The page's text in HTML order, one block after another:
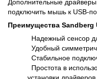
Дополнительные
подключить мышь к USB-
Преимущества Sandberg
Надежный сенсор
Удобный
Стабильное
Простота в
установки драйверов.